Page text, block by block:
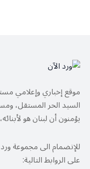
موقع إخباري وإعلامي
السيد الحر المستقل،
يؤمنون أن لبنان هو
للإنضمام الى مجموعة
على الروابط التالية: